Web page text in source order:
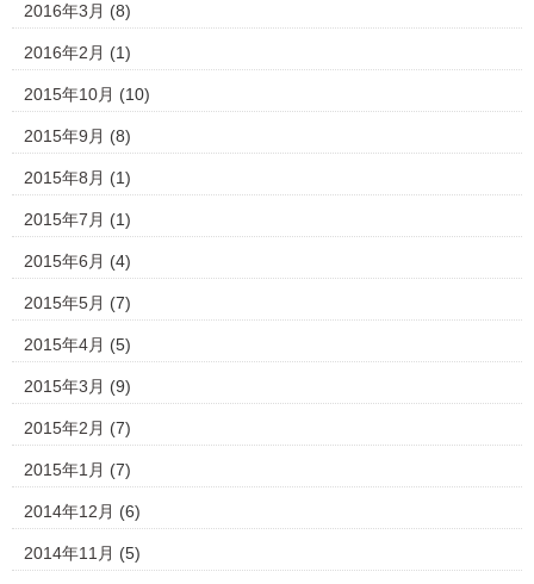
2016年3月 (8)
2016年2月 (1)
2015年10月 (10)
2015年9月 (8)
2015年8月 (1)
2015年7月 (1)
2015年6月 (4)
2015年5月 (7)
2015年4月 (5)
2015年3月 (9)
2015年2月 (7)
2015年1月 (7)
2014年12月 (6)
2014年11月 (5)